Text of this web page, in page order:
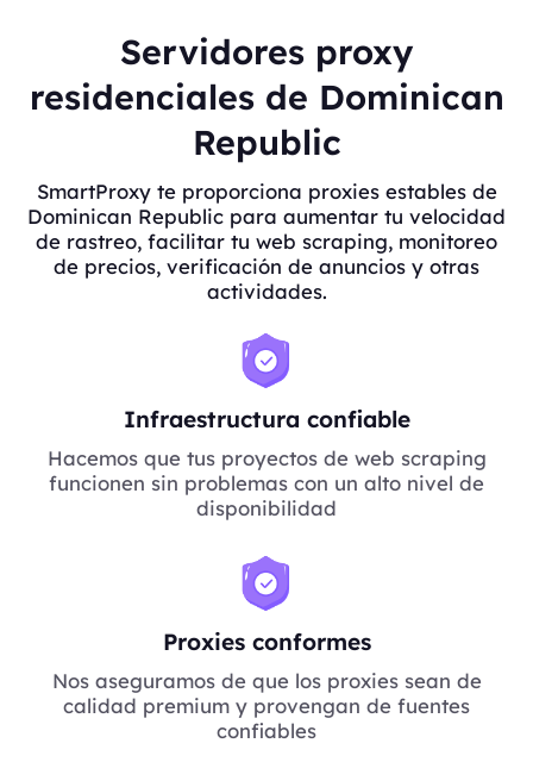
Servidores proxy
residenciales de Dominican
Republic
SmartProxy te proporciona proxies estables de
Dominican Republic para aumentar tu velocidad
de rastreo, facilitar tu web scraping, monitoreo
de precios, verificación de anuncios y otras
actividades.
Infraestructura confiable
Hacemos que tus proyectos de web scraping
funcionen sin problemas con un alto nivel de
disponibilidad
Proxies conformes
Nos aseguramos de que los proxies sean de
calidad premium y provengan de fuentes
confiables